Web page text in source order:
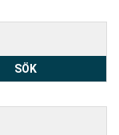
SÖK